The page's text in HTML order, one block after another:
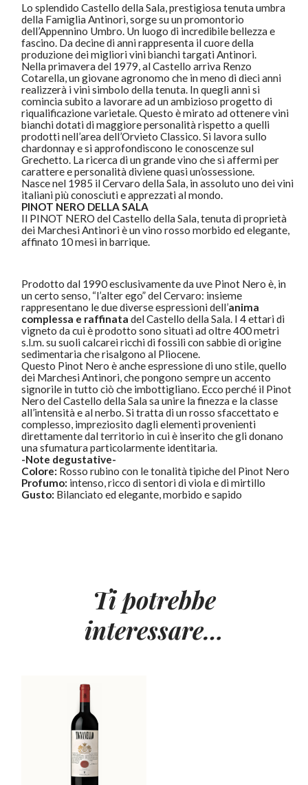
Lo splendido Castello della Sala, prestigiosa tenuta umbra
della Famiglia Antinori, sorge su un promontorio
dell’Appennino Umbro. Un luogo di incredibile bellezza e
fascino. Da decine di anni rappresenta il cuore della
produzione dei migliori vini bianchi targati Antinori.
Nella primavera del 1979, al Castello arriva Renzo
Cotarella, un giovane agronomo che in meno di dieci anni
realizzerà i vini simbolo della tenuta. In quegli anni si
comincia subito a lavorare ad un ambizioso progetto di
riqualificazione varietale. Questo è mirato ad ottenere vini
bianchi dotati di maggiore personalità rispetto a quelli
prodotti nell’area dell’Orvieto Classico. Si lavora sullo
chardonnay e si approfondiscono le conoscenze sul
Grechetto. La ricerca di un grande vino che si affermi per
carattere e personalità diviene quasi un’ossessione.
Nasce nel 1985 il Cervaro della Sala, in assoluto uno dei vini
italiani più conosciuti e apprezzati al mondo.
PINOT NERO DELLA SALA
Il PINOT NERO del Castello della Sala, tenuta di proprietà
dei Marchesi Antinori è un vino rosso morbido ed elegante,
affinato 10 mesi in barrique.
Prodotto dal 1990 esclusivamente da uve Pinot Nero è, in
un certo senso, “l’alter ego” del Cervaro: insieme
rappresentano le due diverse espressioni dell’anima
complessa e raffinata del Castello della Sala. I 4 ettari di
vigneto da cui è prodotto sono situati ad oltre 400 metri
s.l.m. su suoli calcarei ricchi di fossili con sabbie di origine
sedimentaria che risalgono al Pliocene.
Questo Pinot Nero è anche espressione di uno stile, quello
dei Marchesi Antinori, che pongono sempre un accento
signorile in tutto ciò che imbottigliano. Ecco perché il Pinot
Nero del Castello della Sala sa unire la finezza e la classe
all’intensità e al nerbo. Si tratta di un rosso sfaccettato e
complesso, impreziosito dagli elementi provenienti
direttamente dal territorio in cui è inserito che gli donano
una sfumatura particolarmente identitaria.
-Note degustative-
Colore: Rosso rubino con le tonalità tipiche del Pinot Nero
Profumo: intenso, ricco di sentori di viola e di mirtillo
Gusto: Bilanciato ed elegante, morbido e sapido
Ti potrebbe
interessare…